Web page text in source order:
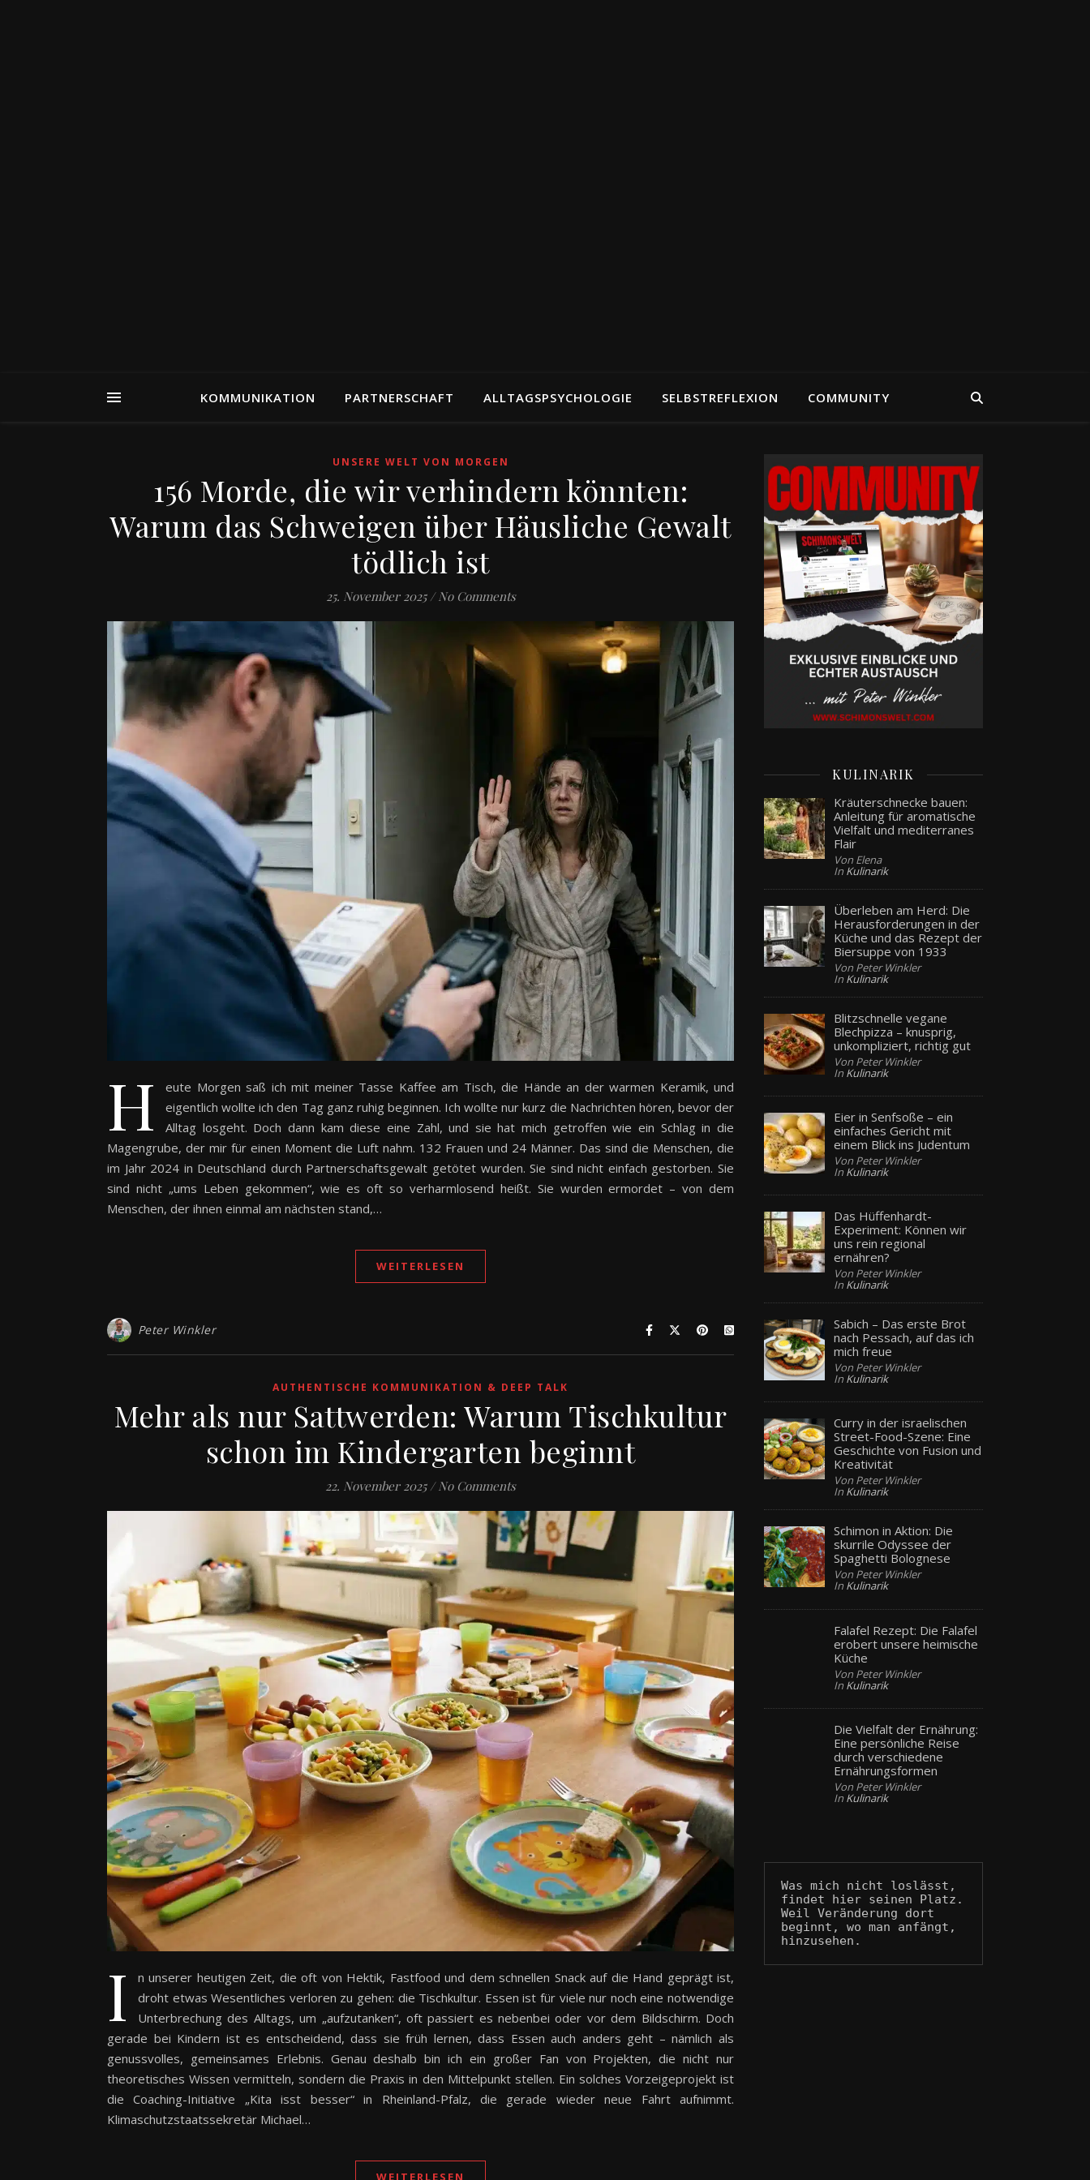
KOMMUNIKATION PARTNERSCHAFT ALLTAGSPSYCHOLOGIE SELBSTREFLEXION COMMUNITY
UNSERE WELT VON MORGEN
156 Morde, die wir verhindern könnten:
Warum das Schweigen über Häusliche Gewalt
tödlich ist
25. November 2025 / No Comments
H
eute Morgen saß ich mit meiner Tasse Kaffee am Tisch, die Hände an der warmen Keramik, und
eigentlich wollte ich den Tag ganz ruhig beginnen. Ich wollte nur kurz die Nachrichten hören, bevor der
Alltag losgeht. Doch dann kam diese eine Zahl, und sie hat mich getroffen wie ein Schlag in die
Magengrube, der mir für einen Moment die Luft nahm. 132 Frauen und 24 Männer. Das sind die Menschen, die
im Jahr 2024 in Deutschland durch Partnerschaftsgewalt getötet wurden. Sie sind nicht einfach gestorben. Sie
sind nicht „ums Leben gekommen“, wie es oft so verharmlosend heißt. Sie wurden ermordet – von dem
Menschen, der ihnen einmal am nächsten stand,…
WEITERLESEN
Peter Winkler
AUTHENTISCHE KOMMUNIKATION & DEEP TALK
Mehr als nur Sattwerden: Warum Tischkultur
schon im Kindergarten beginnt
22. November 2025 / No Comments
I
n unserer heutigen Zeit, die oft von Hektik, Fastfood und dem schnellen Snack auf die Hand geprägt ist,
droht etwas Wesentliches verloren zu gehen: die Tischkultur. Essen ist für viele nur noch eine notwendige
Unterbrechung des Alltags, um „aufzutanken“, oft passiert es nebenbei oder vor dem Bildschirm. Doch
gerade bei Kindern ist es entscheidend, dass sie früh lernen, dass Essen auch anders geht – nämlich als
genussvolles, gemeinsames Erlebnis. Genau deshalb bin ich ein großer Fan von Projekten, die nicht nur
theoretisches Wissen vermitteln, sondern die Praxis in den Mittelpunkt stellen. Ein solches Vorzeigeprojekt ist
die Coaching-Initiative „Kita isst besser“ in Rheinland-Pfalz, die gerade wieder neue Fahrt aufnimmt.
Klimaschutzstaatssekretär Michael…
WEITERLESEN
KULINARIK
Kräuterschnecke bauen:
Anleitung für aromatische
Vielfalt und mediterranes
Flair
Von Elena
In Kulinarik
Überleben am Herd: Die
Herausforderungen in der
Küche und das Rezept der
Biersuppe von 1933
Von Peter Winkler
In Kulinarik
Blitzschnelle vegane
Blechpizza – knusprig,
unkompliziert, richtig gut
Von Peter Winkler
In Kulinarik
Eier in Senfsoße – ein
einfaches Gericht mit
einem Blick ins Judentum
Von Peter Winkler
In Kulinarik
Das Hüffenhardt-
Experiment: Können wir
uns rein regional
ernähren?
Von Peter Winkler
In Kulinarik
Sabich – Das erste Brot
nach Pessach, auf das ich
mich freue
Von Peter Winkler
In Kulinarik
Curry in der israelischen
Street-Food-Szene: Eine
Geschichte von Fusion und
Kreativität
Von Peter Winkler
In Kulinarik
Schimon in Aktion: Die
skurrile Odyssee der
Spaghetti Bolognese
Von Peter Winkler
In Kulinarik
Falafel Rezept: Die Falafel
erobert unsere heimische
Küche
Von Peter Winkler
In Kulinarik
Die Vielfalt der Ernährung:
Eine persönliche Reise
durch verschiedene
Ernährungsformen
Von Peter Winkler
In Kulinarik
Was mich nicht loslässt,
findet hier seinen Platz.
Weil Veränderung dort
beginnt, wo man anfängt,
hinzusehen.